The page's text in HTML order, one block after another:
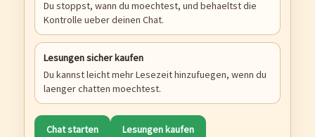
Du stoppst, wann du moechtest, und behaeltst die
Kontrolle ueber deinen Chat.
Lesungen sicher kaufen
Du kannst leicht mehr Lesezeit hinzufuegen, wenn du
laenger chatten moechtest.
Chat starten Lesungen kaufen